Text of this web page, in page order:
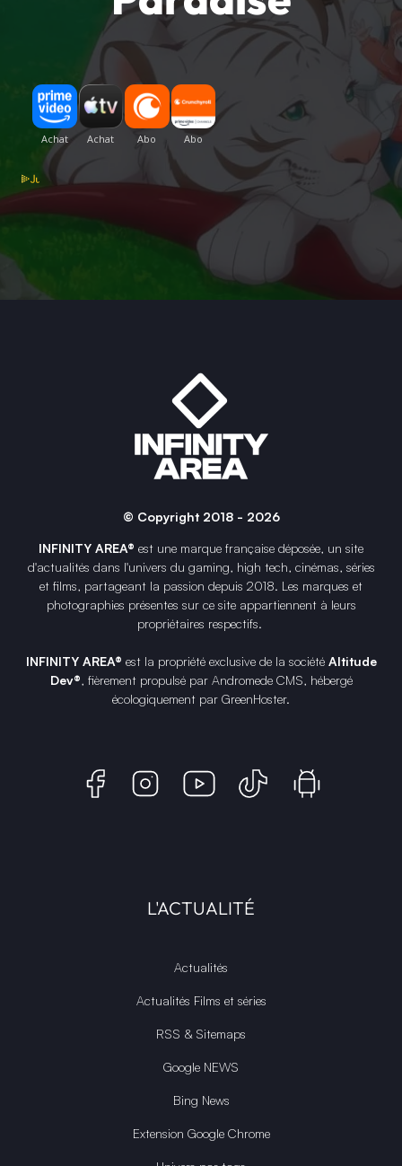
© Copyright 2018 - 2026
INFINITY AREA® est une marque française déposée, un site
d'actualités dans l'univers du gaming, high tech, cinémas, séries
et films, partageant la passion depuis 2018. Les marques et
photographies présentes sur ce site appartiennent à leurs
propriétaires respectifs.
INFINITY AREA® est la propriété exclusive de la société Altitude
Dev®, fièrement propulsé par Andromede CMS, hébergé
écologiquement par GreenHoster.
L'ACTUALITÉ
Actualités
Actualités Films et séries
RSS & Sitemaps
Google NEWS
Bing News
Extension Google Chrome